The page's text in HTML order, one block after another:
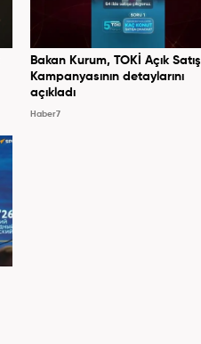
Bakan Kurum, TOKİ Açık Satış
Kampanyasının detaylarını
açıkladı
Haber7